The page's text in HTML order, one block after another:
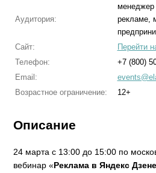
Аудитория:
менеджер
рекламе,
Сайт:
Перейти
Телефон:
+7 (800)
Email:
Возрастное ограничение:
12+
Описание
24 марта с 13:00 до 15:00 по
вебинар «Реклама в Яндекс